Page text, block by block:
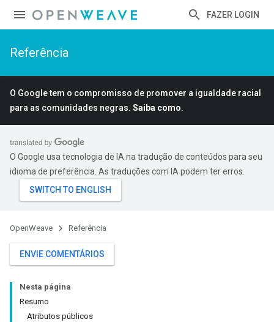
FAZER LOGIN
Referência
O Google tem o compromisso de promover a igualdade racial
para as comunidades negras. Saiba como.
O Google usa tecnologia de IA na tradução de conteúdos para seu
idioma de preferência. As traduções com IA podem ter erros.
OpenWeave Referência
ENVIE COMENTÁRIOS
Nesta página
Resumo
Atributos públicos